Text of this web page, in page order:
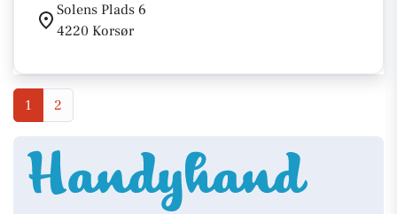
Solens Plads 6
4220 Korsør
1 2